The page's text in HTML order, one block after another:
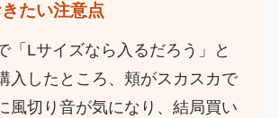
たい注意点
「Lサイズなら入るだろう」と
入したところ、頬がスカスカで
風切り音が気になり、結局買い